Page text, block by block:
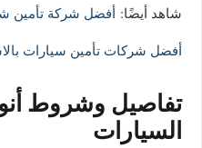
شاهد أيضًا:أفضل شركة تأمين
أفضل شركات تأمين سيارات
تفاصيل وشروط
السيارات